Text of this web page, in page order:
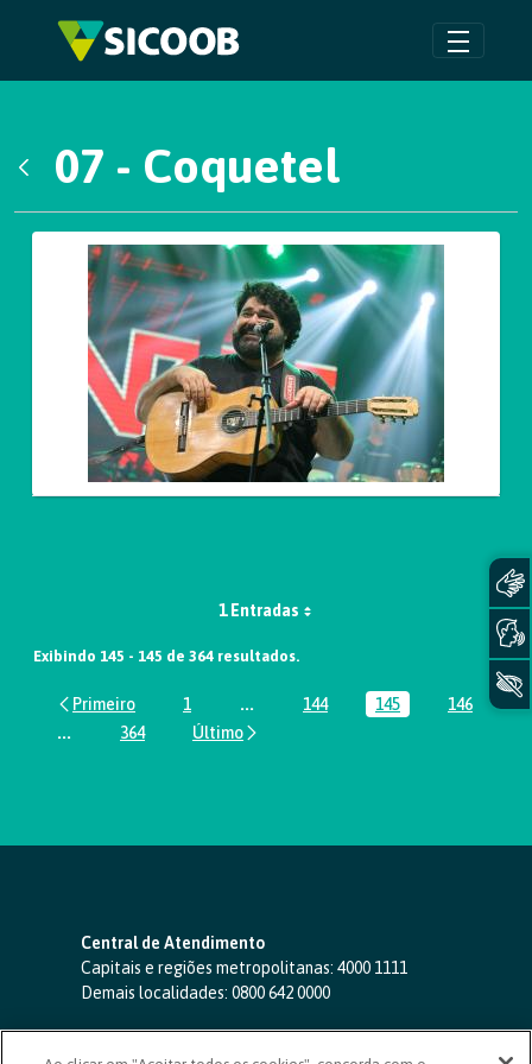
Pular para o Conteúdo principal
07 - Coquetel
Galeria de Mídias
1 Entradas
Exibindo 145 - 145 de 364 resultados.
Página
1 ...Páginas intermediárias Usar ABA
Página
144 Página
145 Página
146
...Páginas intermediárias Usar ABA para navegar.
Página
364
Central de Atendimento
Capitais e regiões metropolitanas: 4000 1111
Demais localidades: 0800 642 0000
SAC 24 horas-0800 724 4420